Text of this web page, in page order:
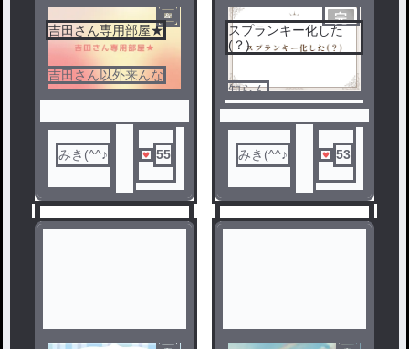
吉田さん専用部屋★
吉田さん以外来んな
みき(^^♪ 55
完
結
スプランキー化した
(？)
知らん
みき(^^♪ 53